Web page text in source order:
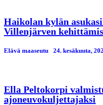
Haikolan kylän
Villenjärven
Elävä maaseutu 24. kesäkuuta,
Ella Peltokorpi
ajoneuvokuljettajaksi